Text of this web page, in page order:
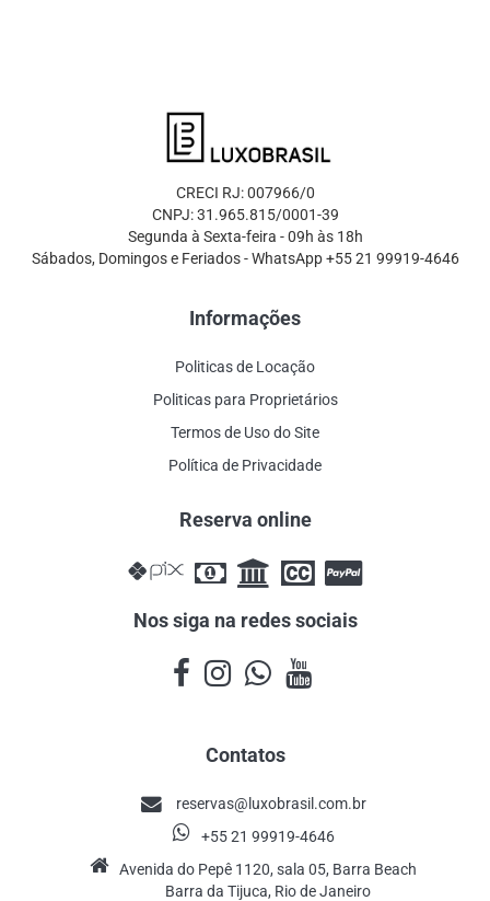
CRECI RJ: 007966/0
CNPJ: 31.965.815/0001-39
Segunda à Sexta-feira - 09h às 18h
Sábados, Domingos e Feriados - WhatsApp +55 21 99919-4646
Informações
Politicas de Locação
Politicas para Proprietários
Termos de Uso do Site
Política de Privacidade
Reserva online
Nos siga na redes sociais
Contatos
reservas@luxobrasil.com.br
+55 21 99919-4646
Avenida do Pepê 1120, sala 05, Barra Beach
Barra da Tijuca, Rio de Janeiro